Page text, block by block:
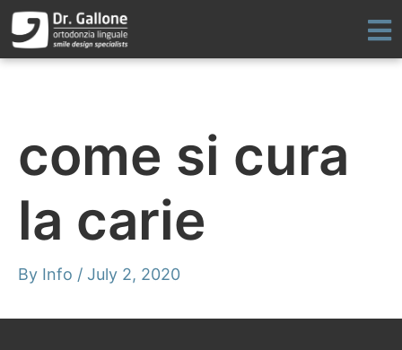
Skip
to
content
come si cura
la carie
By Info / July 2, 2020